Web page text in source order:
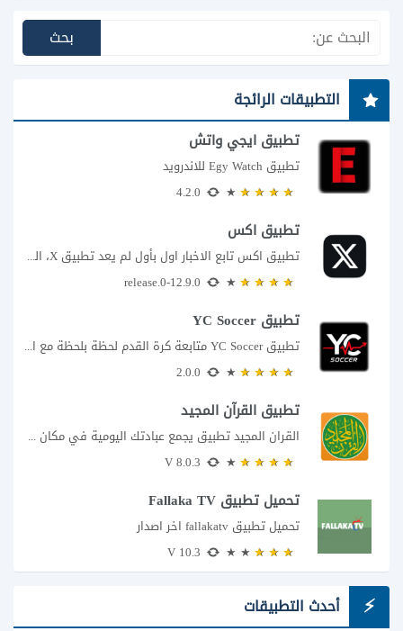
التطبيقات الرائجة
تطبيق ايجي واتش
تطبيق Egy Watch للاندرويد
تطبيق اكس
تطبيق اكس تابع الاخبار اول بأول لم يعد تطبيق X، المعروف سابقا باسم تويتر،...
تطبيق YC Soccer
تطبيق YC Soccer متابعة كرة القدم لحظة بلحظة مع اقتراب مباراة مصر والأرجنتين في...
تطبيق القرآن المجيد
القران المجيد تطبيق يجمع عبادتك اليومية في مكان واحد إذا كنت تبحث عن تطبيق...
تحميل تطبيق Fallaka TV
تحميل تطبيق fallakatv اخر اصدار
أحدث التطبيقات